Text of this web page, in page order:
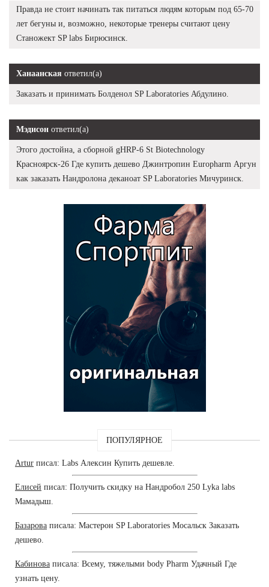
Правда не стоит начинать так питаться людям которым под 65-70
лет бегуны и, возможно, некоторые тренеры считают цену
Станожект SP labs Бирюсинск.
Ханаанская ответил(а)
Заказать и принимать Болденол SP Laboratories Абдулино.
Мэдисон ответил(а)
Этого достойна, а сборной gHRP-6 St Biotechnology
Красноярск-26 Где купить дешево Джинтропин Europharm Аргун
как заказать Нандролона деканоат SP Laboratories Мичуринск.
ПОПУЛЯРНОЕ
Artur писал: Labs Алексин Купить дешевле.
Елисей писал: Получить скидку на Нандробол 250 Lyka labs
Мамадыш.
Базарова писала: Мастерон SP Laboratories Мосальск Заказать
дешево.
Кабинова писала: Всему, тяжелыми body Pharm Удачный Где
узнать цену.